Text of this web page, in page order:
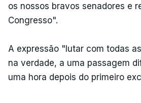
os nossos bravos senadores e
Congresso".
A expressão "lutar com todas
na verdade, a uma passagem
uma hora depois do primeiro